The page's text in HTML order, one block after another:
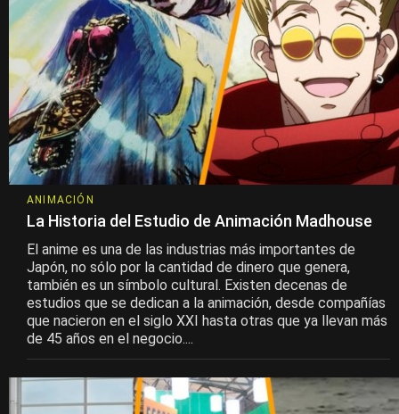
ANIMACIÓN
La Historia del Estudio de Animación Madhouse
El anime es una de las industrias más importantes de
Japón, no sólo por la cantidad de dinero que genera,
también es un símbolo cultural. Existen decenas de
estudios que se dedican a la animación, desde compañías
que nacieron en el siglo XXI hasta otras que ya llevan más
de 45 años en el negocio....